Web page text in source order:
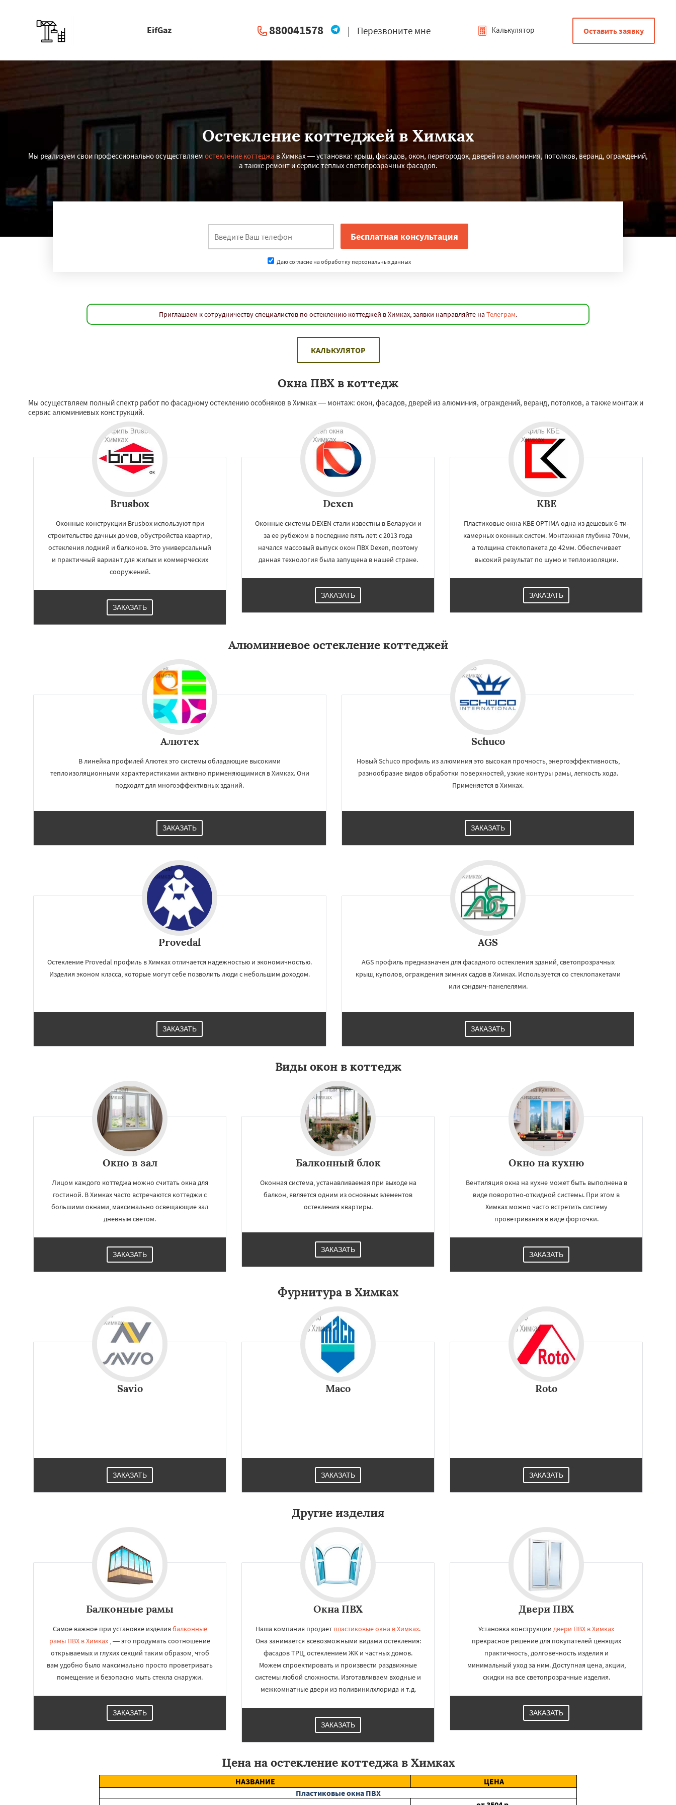
Работаем по
регионам
×
Щелково
Электроугли
Бобров
Богородское
Быково
Вербилки
Жилево Загорянский
Зеленоградск
Ильинский
Лесной Городок
Малаховка
Обухово Октябрьский Правдинский
EifGaz 880041578 | Перезвоните мне Калькулятор Оставить заявку
Остекление коттеджей в Химках
Мы реализуем свои профессионально осуществляем остекление коттеджа в Химках — установка: крыш, фасадов, окон, перегородок, дверей из алюминия, потолков, веранд, ограждений,
а также ремонт и сервис теплых светопрозрачных фасадов.
Даю согласие на обработку персональных данных
Приглашаем к сотрудничеству специалистов по остеклению коттеджей в Химках, заявки направляйте на Телеграм.
КАЛЬКУЛЯТОР
Окна ПВХ в коттедж
Мы осуществляем полный спектр работ по фасадному остеклению особняков в Химках — монтаж: окон, фасадов, дверей из алюминия, ограждений, веранд, потолков, а также монтаж и
сервис алюминиевых конструкций.
Brusbox
Оконные конструкции Brusbox используют при
строительстве дачных домов, обустройства квартир,
остекления лоджий и балконов. Это универсальный
и практичный вариант для жилых и коммерческих
сооружений.
ЗАКАЗАТЬ
Dexen
Оконные системы DEXEN стали известны в Беларуси и
за ее рубежом в последние пять лет: с 2013 года
начался массовый выпуск окон ПВХ Dexen, поэтому
данная технология была запущена в нашей стране.
ЗАКАЗАТЬ
KBE
Пластиковые окна KBE OPTIMA одна из дешевых 6-ти-
камерных оконных систем. Монтажная глубина 70мм,
а толщина стеклопакета до 42мм. Обеспечивает
высокий результат по шумо и теплоизоляции.
ЗАКАЗАТЬ
Алюминиевое остекление коттеджей
Алютех
В линейка профилей Алютех это системы обладающие высокими
теплоизоляционными характеристиками активно применяющимися в Химках. Они
подходят для многоэффективных зданий.
ЗАКАЗАТЬ
Schuco
Новый Schuco профиль из алюминия это высокая прочность, энергоэффективность,
разнообразие видов обработки поверхностей, узкие контуры рамы, легкость хода.
Применяется в Химках.
ЗАКАЗАТЬ
Provedal
Остекление Provedal профиль в Химках отличается надежностью и экономичностью.
Изделия эконом класса, которые могут себе позволить люди с небольшим доходом.
ЗАКАЗАТЬ
AGS
AGS профиль предназначен для фасадного остекления зданий, светопрозрачных
крыш, куполов, ограждения зимних садов в Химках. Используется со стеклопакетами
или сэндвич-панелелями.
ЗАКАЗАТЬ
Виды окон в коттедж
Окно в зал
Лицом каждого коттеджа можно считать окна для
гостиной. В Химках часто встречаются коттеджи с
большими окнами, максимально освещающие зал
дневным светом.
ЗАКАЗАТЬ
Балконный блок
Оконная система, устанавливаемая при выходе на
балкон, является одним из основных элементов
остекления квартиры.
ЗАКАЗАТЬ
Окно на кухню
Вентиляция окна на кухне может быть выполнена в
виде поворотно-откидной системы. При этом в
Химках можно часто встретить систему
проветривания в виде форточки.
ЗАКАЗАТЬ
Фурнитура в Химках
Savio
ЗАКАЗАТЬ
Maco
ЗАКАЗАТЬ
Roto
ЗАКАЗАТЬ
Другие изделия
Балконные рамы
Самое важное при установке изделия балконные
рамы ПВХ в Химках , — это продумать соотношение
открываемых и глухих секций таким образом, чтоб
вам удобно было максимально просто проветривать
помещение и безопасно мыть стекла снаружи.
ЗАКАЗАТЬ
Окна ПВХ
Наша компания продает пластиковые окна в Химках.
Она занимается всевозможными видами остекления:
фасадов ТРЦ, остеклением ЖК и частных домов.
Можем спроектировать и произвести раздвижные
системы любой сложности. Изготавливаем входные и
межкомнатные двери из поливинилхлорида и т.д.
ЗАКАЗАТЬ
Двери ПВХ
Установка конструкции двери ПВХ в Химках
прекрасное решение для покупателей ценящих
практичность, долговечность изделия и
минимальный уход за ним. Доступная цена, акции,
скидки на все светопрозрачные изделия.
ЗАКАЗАТЬ
Цена на остекление коттеджа в Химках
НАЗВАНИЕ
ЦЕНА
Пластиковые окна ПВХ
×